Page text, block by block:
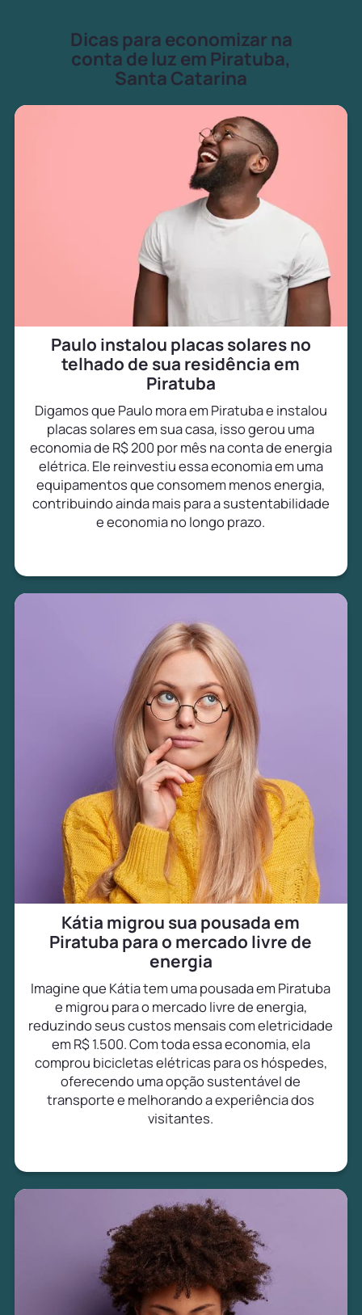
Dicas para economizar na
conta de luz em Piratuba,
Santa Catarina
Paulo instalou placas solares no
telhado de sua residência em
Piratuba
Digamos que Paulo mora em Piratuba e instalou
placas solares em sua casa, isso gerou uma
economia de R$ 200 por mês na conta de energia
elétrica. Ele reinvestiu essa economia em uma
equipamentos que consomem menos energia,
contribuindo ainda mais para a sustentabilidade
e economia no longo prazo.
Kátia migrou sua pousada em
Piratuba para o mercado livre de
energia
Imagine que Kátia tem uma pousada em Piratuba
e migrou para o mercado livre de energia,
reduzindo seus custos mensais com eletricidade
em R$ 1.500. Com toda essa economia, ela
comprou bicicletas elétricas para os hóspedes,
oferecendo uma opção sustentável de
transporte e melhorando a experiência dos
visitantes.